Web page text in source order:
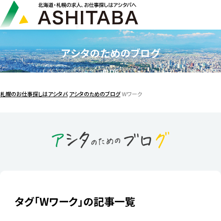
アシタのためのブログ
BLOG
札幌のお仕事探しはアシタバ アシタのためのブログWワーク
タグ「Wワーク」の記事一覧